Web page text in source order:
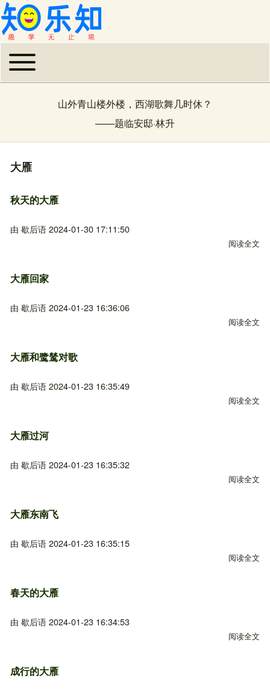
主导航
Toggle main menu
山外青山楼外楼，西湖歌舞几时休？
——题临安邸·林升
大雁
秋天的大雁
由 歇后语2024-01-30 17:11:50
阅读全文
大雁回家
由 歇后语2024-01-23 16:36:06
阅读全文
大雁和鹭鸶对歌
由 歇后语2024-01-23 16:35:49
阅读全文
大雁过河
由 歇后语2024-01-23 16:35:32
阅读全文
大雁东南飞
由 歇后语2024-01-23 16:35:15
阅读全文
春天的大雁
由 歇后语2024-01-23 16:34:53
阅读全文
成行的大雁